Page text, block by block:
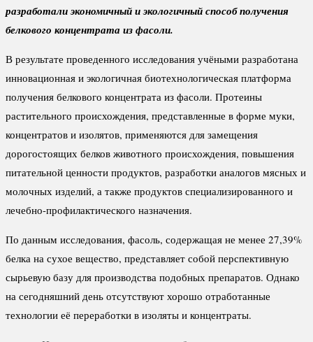
разработали экономичный и экологичный способ получения
белкового концентрата из фасоли.
В результате проведенного исследования учёными разработана
инновационная и экологичная биотехнологическая платформа
получения белкового концентрата из фасоли. Протеины
растительного происхождения, представленные в форме муки,
концентратов и изолятов, применяются для замещения
дорогостоящих белков животного происхождения, повышения
питательной ценности продуктов, разработки аналогов мясных и
молочных изделий, а также продуктов специализированного и
лечебно-профилактического назначения.
По данным исследования, фасоль, содержащая не менее 27,39%
белка на сухое вещество, представляет собой перспективную
сырьевую базу для производства подобных препаратов. Однако
на сегодняшний день отсутствуют хорошо отработанные
технологии её переработки в изоляты и концентраты.